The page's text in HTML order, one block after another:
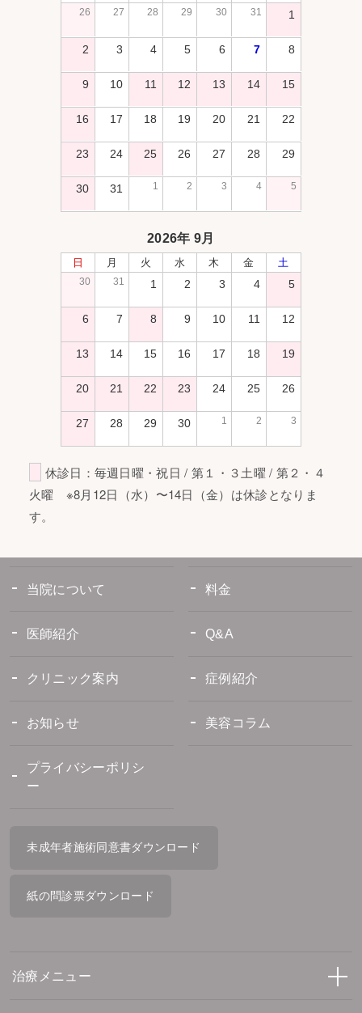
26 27 28 29 30 31 1
2 3 4 5 6 7 8
9 10 11 12 13 14 15
16 17 18 19 20 21 22
23 24 25 26 27 28 29
30 31 1 2 3 4 5
2026年 9月
日 月 火 水 木 金 土
30 31 1 2 3 4 5
6 7 8 9 10 11 12
13 14 15 16 17 18 19
20 21 22 23 24 25 26
27 28 29 30 1 2 3
休診日：毎週日曜・祝日 / 第１・３土曜 / 第２・４
火曜 ※8月12日（水）〜14日（金）は休診となりま
す。
当院について 料金
医師紹介 Q&A
クリニック案内 症例紹介
お知らせ 美容コラム
プライバシーポリシ
ー
未成年者施術同意書ダウンロード
紙の問診票ダウンロード
治療メニュー